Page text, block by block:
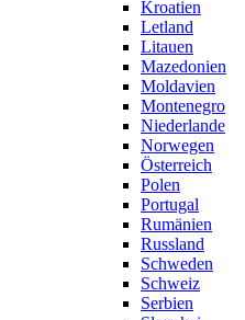
Kroatien
Letland
Litauen
Mazedonien
Moldavien
Montenegro
Niederlande
Norwegen
Österreich
Polen
Portugal
Rumänien
Russland
Schweden
Schweiz
Serbien